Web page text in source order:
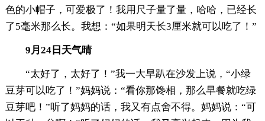
色的小帽子，可爱极了！我用尺子量了量，哈哈，已经长
了5毫米那么长。我想：“如果明天长3厘米就可以吃了！”
9月24日天气晴
“太好了，太好了！”我一大早趴在沙发上说，“小绿
豆芽可以吃了！”妈妈说：“看你那馋相，那么早餐就吃绿
豆芽吧！”听了妈妈的话，我又有点舍不得。妈妈说：“可